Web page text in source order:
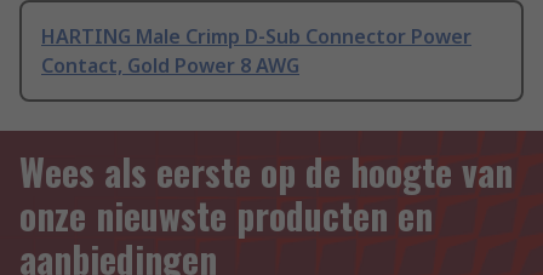
HARTING Male Crimp D-Sub Connector Power
Contact, Gold Power 8 AWG
Wees als eerste op de hoogte van
onze nieuwste producten en
aanbiedingen